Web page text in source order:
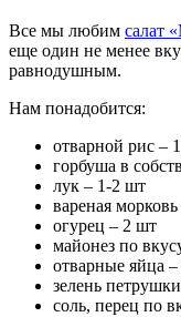
Все мы любим салат
еще один не менее
равнодушным.
Нам понадобится:
отварной рис –
горбуша в
лук – 1-2 шт
вареная
огурец – 2 шт
майонез по
отварные яйца
зелень
соль, перец по